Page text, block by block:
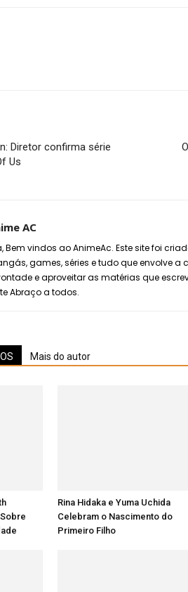
Diretor confirma série
Us
AC
Bem vindos ao AnimeAc. Este site foi
games, séries e tudo que envolve a
e aproveitar as matérias que
Abraço a todos.
Mais do autor
Rina Hidaka e Yuma Uchida
Celebram o Nascimento do
Primeiro Filho